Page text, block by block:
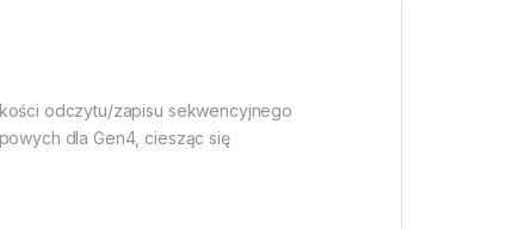
odczytu/zapisu sekwencyjnego
dla Gen4, ciesząc się